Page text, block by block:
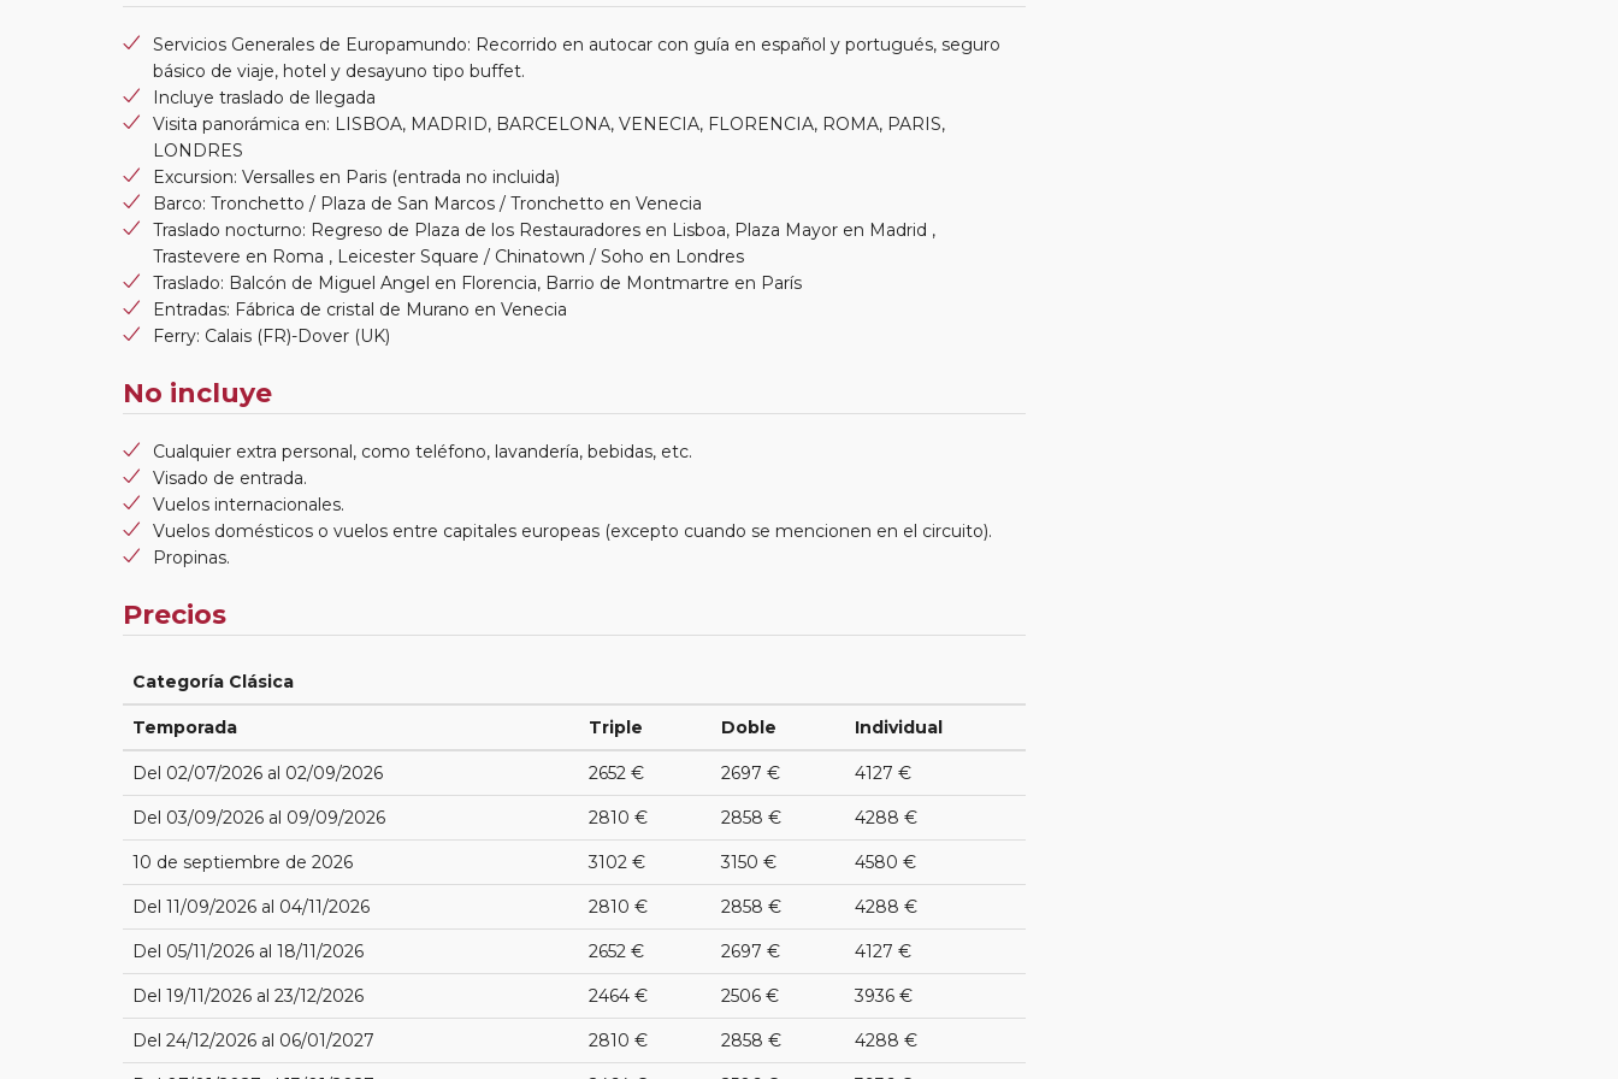
Servicios Generales de Europamundo: Recorrido en autocar con guía en español y portugués, seguro
básico de viaje, hotel y desayuno tipo buffet.
Incluye traslado de llegada
Visita panorámica en: LISBOA, MADRID, BARCELONA, VENECIA, FLORENCIA, ROMA, PARIS,
LONDRES
Excursion: Versalles en Paris (entrada no incluida)
Barco: Tronchetto / Plaza de San Marcos / Tronchetto en Venecia
Traslado nocturno: Regreso de Plaza de los Restauradores en Lisboa, Plaza Mayor en Madrid ,
Trastevere en Roma , Leicester Square / Chinatown / Soho en Londres
Traslado: Balcón de Miguel Angel en Florencia, Barrio de Montmartre en París
Entradas: Fábrica de cristal de Murano en Venecia
Ferry: Calais (FR)-Dover (UK)
No incluye
Cualquier extra personal, como teléfono, lavandería, bebidas, etc.
Visado de entrada.
Vuelos internacionales.
Vuelos domésticos o vuelos entre capitales europeas (excepto cuando se mencionen en el circuito).
Propinas.
Precios
Categoría Clásica
Temporada Triple Doble Individual
Del 02/07/2026 al 02/09/2026 2652 € 2697 € 4127 €
Del 03/09/2026 al 09/09/2026 2810 € 2858 € 4288 €
10 de septiembre de 2026 3102 € 3150 € 4580 €
Del 11/09/2026 al 04/11/2026 2810 € 2858 € 4288 €
Del 05/11/2026 al 18/11/2026 2652 € 2697 € 4127 €
Del 19/11/2026 al 23/12/2026 2464 € 2506 € 3936 €
Del 24/12/2026 al 06/01/2027 2810 € 2858 € 4288 €